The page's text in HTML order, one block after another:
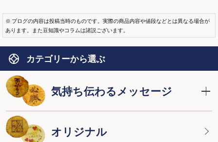
※ ブログの内容は投稿当時のものです。実際の商品内容や値段などとは異なる場合が
あります。また豆知識やコラムは諸説ございます。
カテゴリーから選ぶ
気持ち伝わるメッセージ
オリジナル